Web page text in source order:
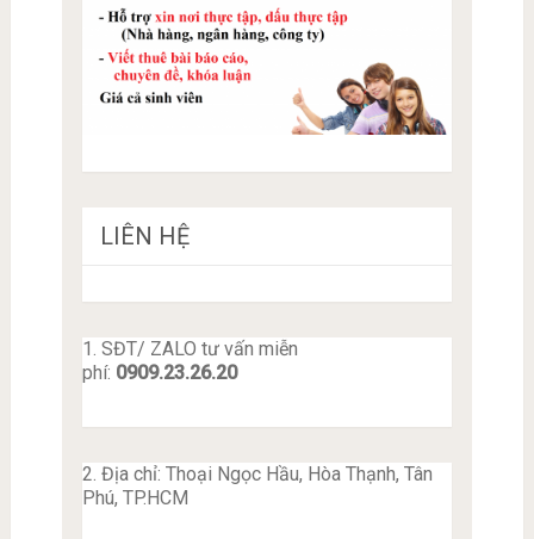
LIÊN HỆ
1. SĐT/ ZALO tư vấn miễn
phí: 0909.23.26.20
2. Địa chỉ: Thoại Ngọc Hầu, Hòa Thạnh, Tân
Phú, TP.HCM